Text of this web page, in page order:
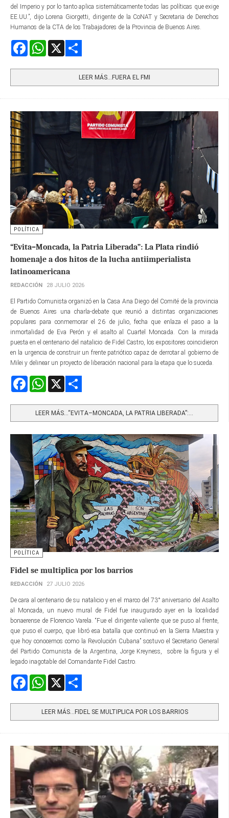
del Imperio y por lo tanto aplica sistemáticamente todas las políticas que exige
EE.UU.”, dijo Lorena Giorgetti, dirigente de la CoNAT y Secretaria de Derechos
Humanos de la CTA de los Trabajadores de la Provincia de Buenos Aires.
FacebookWhatsApp
LEER MÁS…FUERA EL FMI
POLÍTICA
“Evita–Moncada, la Patria Liberada”: La Plata rindió
homenaje a dos hitos de la lucha antiimperialista
latinoamericana
REDACCIÓN 28 JULIO 2026
El Partido Comunista organizó en la Casa Ana Diego del Comité de la provincia
de Buenos Aires una charla-debate que reunió a distintas organizaciones
populares para conmemorar el 26 de julio, fecha que enlaza el paso a la
inmortalidad de Eva Perón y el asalto al Cuartel Moncada. Con la mirada
puesta en el centenario del natalicio de Fidel Castro, los expositores coincidieron
en la urgencia de construir un frente patriótico capaz de derrotar al gobierno de
Milei y delinear un proyecto de liberación nacional para la etapa que lo suceda.
FacebookWhatsApp
LEER MÁS…“EVITA–MONCADA, LA PATRIA LIBERADA”:...
POLÍTICA
Fidel se multiplica por los barrios
REDACCIÓN 27 JULIO 2026
De cara al centenario de su natalicio y en el marco del 73° aniversario del Asalto
al Moncada, un nuevo mural de Fidel fue inaugurado ayer en la localidad
bonaerense de Florencio Varela. “Fue el dirigente valiente que se puso al frente,
que puso el cuerpo, que libró esa batalla que continuó en la Sierra Maestra y
que hoy conocemos como la Revolución Cubana” sostuvo el Secretario General
del Partido Comunista de la Argentina, Jorge Kreyness, sobre la figura y el
legado inagotable del Comandante Fidel Castro.
FacebookWhatsApp
LEER MÁS…FIDEL SE MULTIPLICA POR LOS BARRIOS